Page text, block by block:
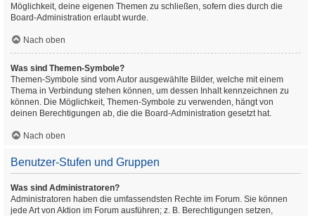
Möglichkeit, deine eigenen Themen zu schließen, sofern dies durch die
Board-Administration erlaubt wurde.
Nach oben
Was sind Themen-Symbole?
Themen-Symbole sind vom Autor ausgewählte Bilder, welche mit einem
Thema in Verbindung stehen können, um dessen Inhalt kennzeichnen zu
können. Die Möglichkeit, Themen-Symbole zu verwenden, hängt von
deinen Berechtigungen ab, die die Board-Administration gesetzt hat.
Nach oben
Benutzer-Stufen und Gruppen
Was sind Administratoren?
Administratoren haben die umfassendsten Rechte im Forum. Sie können
jede Art von Aktion im Forum ausführen; z. B. Berechtigungen setzen,